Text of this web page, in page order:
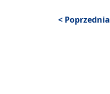
< Poprzednia